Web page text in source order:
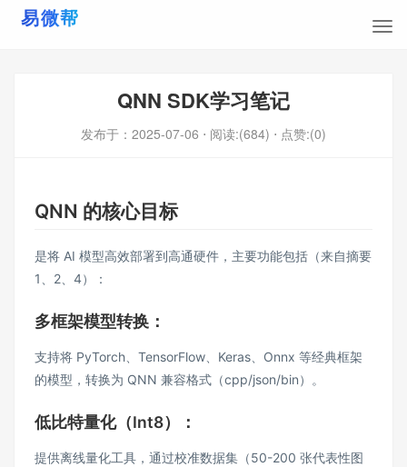
QNN SDK学习笔记
发布于： 2025-07-06 ⋅ 阅读:(684) ⋅ 点赞:(0)
QNN 的核心目标
是将 AI 模型高效部署到高通硬件，主要功能包括（来自摘要
1、2、4）：
多框架模型转换：
支持将 PyTorch、TensorFlow、Keras、Onnx 等经典框架
的模型，转换为 QNN 兼容格式（cpp/json/bin）。
低比特量化（Int8）：
提供离线量化工具，通过校准数据集（50-200 张代表性图